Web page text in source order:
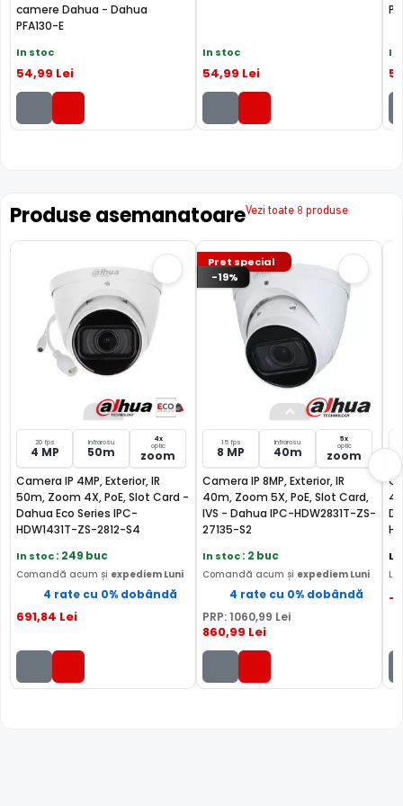
FILTRU IR MECANIC (ICR / IR Cut Fillter)
Camera DAHUA IPC-HDW2231T-ZS-27135-S2 are un filtru
IR Mecanic autoretractabil ce filtreaza lumina in infrarosu
pe timpul zilei, pentru a evita anumitele defecte de
afisare a culorilor, iar pe timpul noptii acesta este retras
pentru a permite luminii in infrarosu sa treaca,
imbunatatind vizibilitatea camerei in modul alb/negru.
camere Dahua - Dahua
PFA130-E
In stoc
54,99 Lei
In stoc
54,99 Lei
In
Produse asemanatoareVezi toate 8 produse
20 fps
4 MP
Infrarosu
50m
4x
optic
zoom
Camera IP 4MP, Exterior, IR
50m, Zoom 4X, PoE, Slot Card -
Dahua Eco Series IPC-
HDW1431T-ZS-2812-S4
In stoc: 249 buc
Comandă acum și expediem Luni
4 rate cu 0% dobândă
691,84 Lei
Pret special
-19%
15 fps
8 MP
Infrarosu
40m
5x
optic
zoom
Camera IP 8MP, Exterior, IR
40m, Zoom 5X, PoE, Slot Card,
IVS - Dahua IPC-HDW2831T-ZS-
27135-S2
In stoc: 2 buc
Comandă acum și expediem Luni
4 rate cu 0% dobândă
PRP: 1060,99 Lei
860,99 Lei
-0